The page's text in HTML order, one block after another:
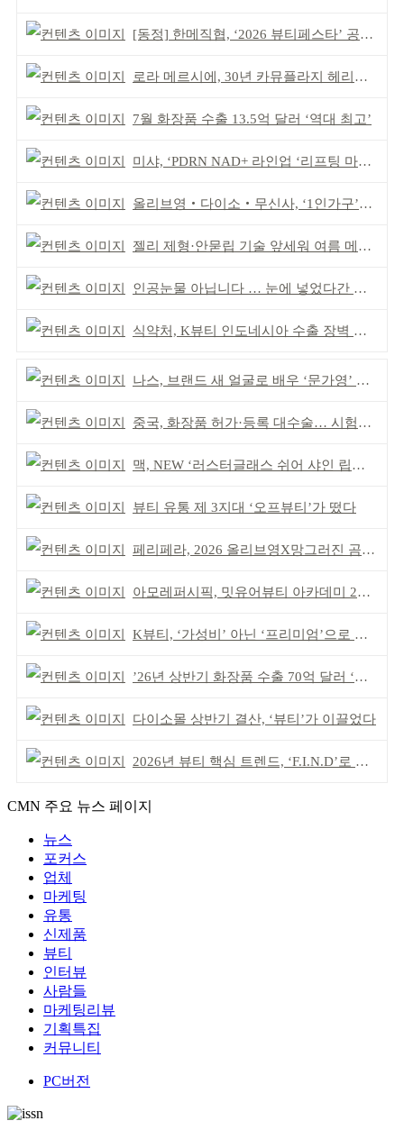
[동정] 한메직협, ‘2026 뷰티페스타’ 공동 주최
로라 메르시에, 30년 카뮤플라지 헤리티지 담아
7월 화장품 수출 13.5억 달러 ‘역대 최고’
미샤, ‘PDRN NAD+ 라인업 ‘리프팅 마스크’ 출시
올리브영‧다이소‧무신사, ‘1인가구’가 이끈다
젤리 제형·안묻립 기술 앞세워 여름 메이크업 시장 공략
인공눈물 아닙니다 … 눈에 넣었다간 각막 손상
식약처, K뷰티 인도네시아 수출 장벽 완화 성과
나스, 브랜드 새 얼굴로 배우 ‘문가영’ 발탁
중국, 화장품 허가·등록 대수술… 시험자료 공용 허용
맥, NEW ‘러스터글래스 쉬어 샤인 립스틱’ 출시
뷰티 유통 제 3지대 ‘오프뷰티’가 떴다
페리페라, 2026 올리브영X망그러진 곰 콜라보
아모레퍼시픽, 밋유어뷰티 아카데미 2기 발대식
K뷰티, ‘가성비’ 아닌 ‘프리미엄’으로 승부걸어야
’26년 상반기 화장품 수출 70억 달러 ‘역대 최고’
다이소몰 상반기 결산, ‘뷰티’가 이끌었다
2026년 뷰티 핵심 트렌드, ‘F.I.N.D’로 읽는다
CMN 주요 뉴스 페이지
뉴스
포커스
업체
마케팅
유통
신제품
뷰티
인터뷰
사람들
마케팅리뷰
기획특집
커뮤니티
PC버전